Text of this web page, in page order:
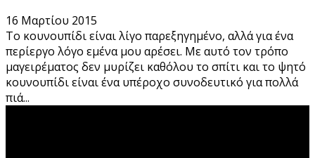
16 Μαρτίου 2015
Το κουνουπίδι είναι λίγο παρεξηγημένο, αλλά για ένα
περίεργο λόγο εμένα μου αρέσει. Με αυτό τον τρόπο
μαγειρέματος δεν μυρίζει καθόλου το σπίτι και το ψητό
κουνουπίδι είναι ένα υπέροχο συνοδευτικό για πολλά
πιά...